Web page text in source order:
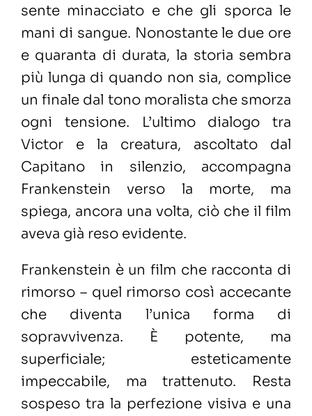
sente minacciato e che gli sporca le
mani di sangue. Nonostante le due ore
e quaranta di durata, la storia sembra
più lunga di quando non sia, complice
un finale dal tono moralista che smorza
ogni tensione. L’ultimo dialogo tra
Victor e la creatura, ascoltato dal
Capitano in silenzio, accompagna
Frankenstein verso la morte, ma
spiega, ancora una volta, ciò che il film
aveva già reso evidente.
Frankenstein è un film che racconta di
rimorso – quel rimorso così accecante
che diventa l’unica forma di
sopravvivenza. È potente, ma
superficiale; esteticamente
impeccabile, ma trattenuto. Resta
sospeso tra la perfezione visiva e una